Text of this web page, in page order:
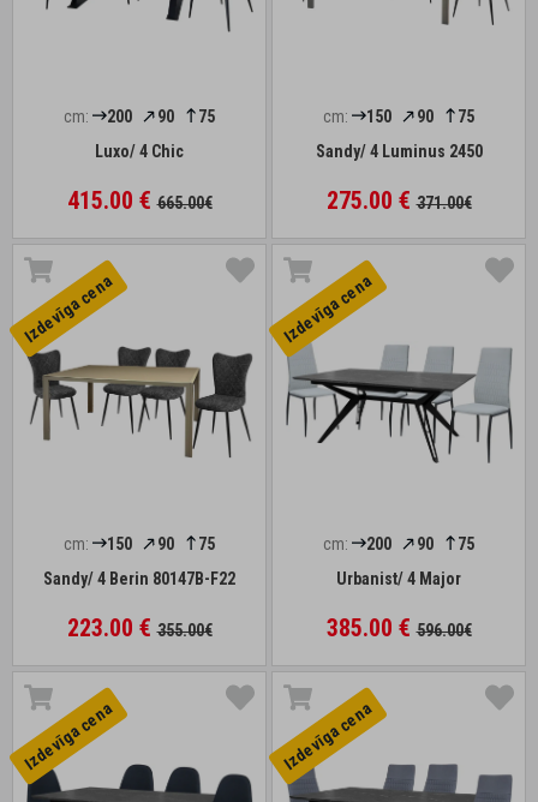
cm: 200 90
75
Luxo/ 4 Chic
415.00 €665.00€
cm: 150 90
75
Sandy/ 4 Luminus 2450
275.00 €371.00€
Izdevīga cena
cm: 150 90
75
Sandy/ 4 Berin 80147B-F22
223.00 €355.00€
Izdevīga cena
cm: 200 90
75
Urbanist/ 4 Major
385.00 €596.00€
Izdevīga cena Izdevīga cena